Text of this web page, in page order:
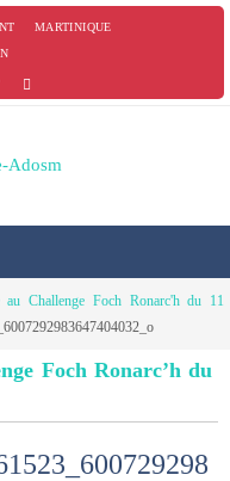
MARTINIQUE
Challenge Foch Ronarc'h du 11
Foch Ronarc’h du